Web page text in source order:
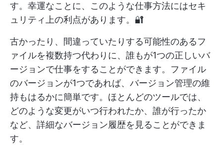
す。幸運なことに、このような仕事方法にはセキ
ュリティ上の利点があります。🔐
古かったり、間違っていたりする可能性のあるフ
ァイルを複数持つ代わりに、誰もが1つの正しいバ
ージョンで仕事をすることができます。ファイル
のバージョンが1つであれば、バージョン管理の維
持もはるかに簡単です。ほとんどのツールでは、
どのような変更がいつ行われたか、誰が行ったか
など、詳細なバージョン履歴を見ることができま
す。